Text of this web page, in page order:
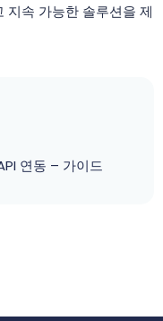
속 가능한 솔루션을 제
연동 – 가이드